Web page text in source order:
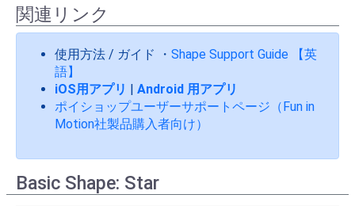
関連リンク
使用方法 / ガイド ・ Shape Support Guide 【英
語】
iOS用アプリ | Android 用アプリ
ポイショップユーザーサポートページ（Fun in
Motion社製品購入者向け）
Basic Shape: Star